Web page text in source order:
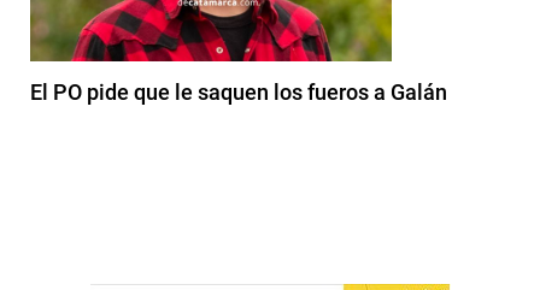
El PO pide que le saquen los fueros a Galán